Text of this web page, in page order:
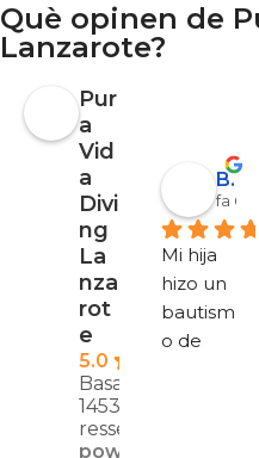
Què opinen de
Lanzarote?
Pur
a
Vid
a
Divi
ng
La
nza
rot
e
5.0
Basat en
1453
ressenyes
powered
Barbara Coen
fa 6
Mi hija
hizo un
bautism
o de